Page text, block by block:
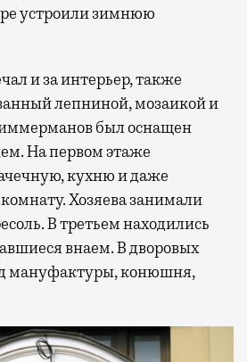
устроили зимнюю
и за интерьер, также
лепниной, мозаикой и
был оснащен
На первом этаже
кухню и даже
Хозяева занимали
В третьем находились
внаем. В дворовых
мануфактуры, конюшня,